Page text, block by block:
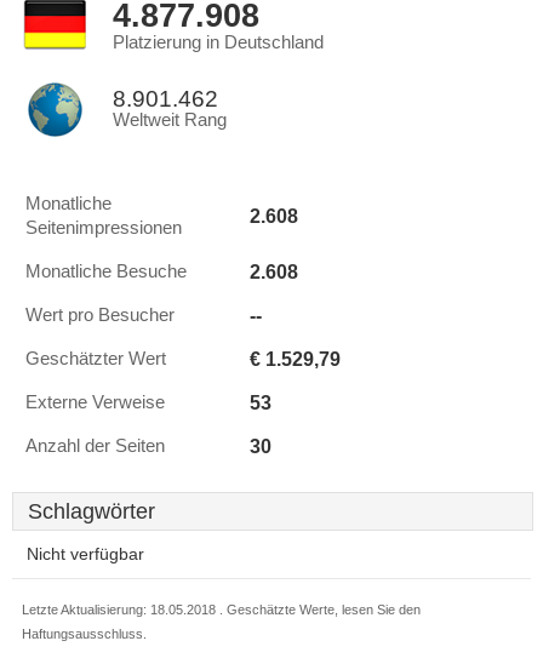
4.877.908
Platzierung in Deutschland
8.901.462
Weltweit Rang
Monatliche
Seitenimpressionen
2.608
Monatliche Besuche 2.608
Wert pro Besucher --
Geschätzter Wert € 1.529,79
Externe Verweise 53
Anzahl der Seiten 30
Schlagwörter
Nicht verfügbar
Letzte Aktualisierung: 18.05.2018 . Geschätzte Werte, lesen Sie den
Haftungsausschluss.